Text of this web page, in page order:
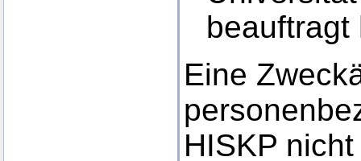
beauftragt
Eine
HISKP